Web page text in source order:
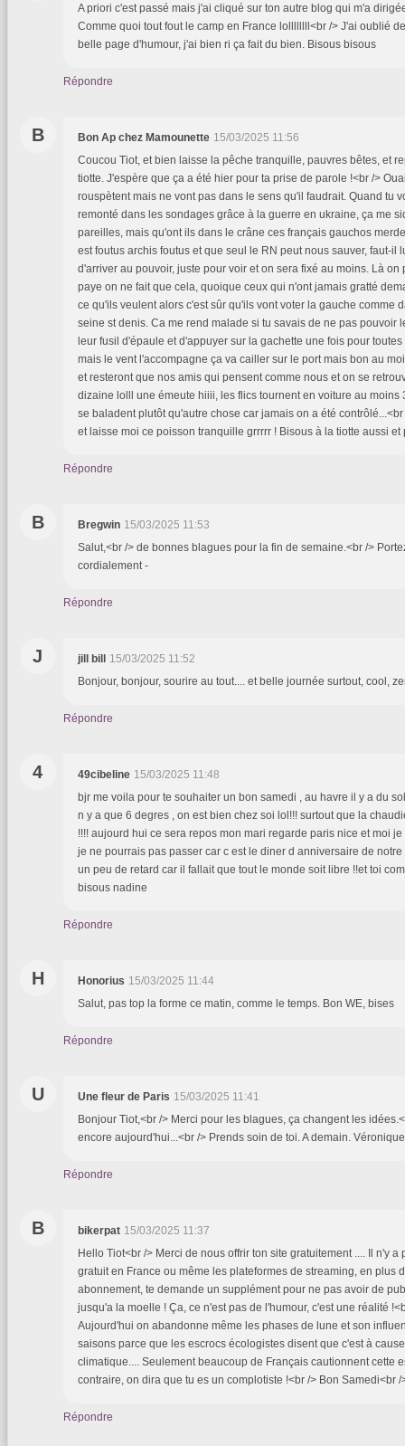
A priori c'est passé mais j'ai cliqué sur ton autre blog qui m'a
Comme quoi tout fout le camp en France lollllllll<br /> J'ai oublié
belle page d'humour, j'ai bien ri ça fait du bien. Bisous bisous
Répondre
B Bon Ap chez Mamounette 15/03/2025 11:56
Coucou Tiot, et bien laisse la pêche tranquille, pauvres bêtes, et
tiotte. J'espère que ça a été hier pour ta prise de parole !<br />
rouspètent mais ne vont pas dans le sens qu'il faudrait. Quand tu
remonté dans les sondages grâce à la guerre en ukraine, ça me
pareilles, mais qu'ont ils dans le crâne ces français gauchos
est foutus archis foutus et que seul le RN peut nous sauver, faut-il
d'arriver au pouvoir, juste pour voir et on sera fixé au moins. Là on
paye on ne fait que cela, quoique ceux qui n'ont jamais gratté
ce qu'ils veulent alors c'est sûr qu'ils vont voter la gauche comme
seine st denis. Ca me rend malade si tu savais de ne pas pouvoir
leur fusil d'épaule et d'appuyer sur la gachette une fois pour
mais le vent l'accompagne ça va cailler sur le port mais bon au
et resteront que nos amis qui pensent comme nous et on se
dizaine lolll une émeute hiiii, les flics tournent en voiture au moins
se baladent plutôt qu'autre chose car jamais on a été
et laisse moi ce poisson tranquille grrrrr ! Bisous à la tiotte aussi et
Répondre
B Bregwin 15/03/2025 11:53
Salut,<br /> de bonnes blagues pour la fin de semaine.<br />
cordialement -
Répondre
J jill bill 15/03/2025 11:52
Bonjour, bonjour, sourire au tout.... et belle journée surtout, cool,
Répondre
4 49cibeline 15/03/2025 11:48
bjr me voila pour te souhaiter un bon samedi , au havre il y a du
n y a que 6 degres , on est bien chez soi lol!!! surtout que la
!!!! aujourd hui ce sera repos mon mari regarde paris nice et moi
je ne pourrais pas passer car c est le diner d anniversaire de
un peu de retard car il fallait que tout le monde soit libre !!et toi
bisous nadine
Répondre
H Honorius 15/03/2025 11:44
Salut, pas top la forme ce matin, comme le temps. Bon WE, bises
Répondre
U Une fleur de Paris 15/03/2025 11:41
Bonjour Tiot,<br /> Merci pour les blagues, ça changent les
encore aujourd'hui...<br /> Prends soin de toi. A demain. Véronique
Répondre
B bikerpat 15/03/2025 11:37
Hello Tiot<br /> Merci de nous offrir ton site gratuitement .... Il n'y a
gratuit en France ou même les plateformes de streaming, en plus
abonnement, te demande un supplément pour ne pas avoir de
jusqu'a la moelle ! Ça, ce n'est pas de l'humour, c'est une réalité
Aujourd'hui on abandonne même les phases de lune et son
saisons parce que les escrocs écologistes disent que c'est à
climatique.... Seulement beaucoup de Français cautionnent cette
contraire, on dira que tu es un complotiste !<br /> Bon Samedi<br /
Répondre